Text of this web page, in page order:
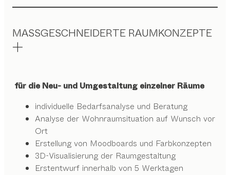
MASSGESCHNEIDERTE RAUMKONZEPTE
für die Neu- und Umgestaltung einzelner Räume
individuelle Bedarfsanalyse und Beratung
Analyse der Wohnraumsituation auf Wunsch vor
Ort
Erstellung von Moodboards und Farbkonzepten
3D-Visualisierung der Raumgestaltung
Erstentwurf innerhalb von 5 Werktagen